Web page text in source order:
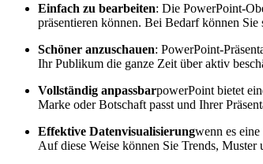
Einfach zu bearbeiten: Die PowerPoint-
präsentieren können. Bei Bedarf können
Schöner anzuschauen: PowerPoint-
Ihr Publikum die ganze Zeit über aktiv
Vollständig anpassbarpowerPoint bietet
Marke oder Botschaft passt und Ihrer
Effektive Datenvisualisierungwenn es
Auf diese Weise können Sie Trends,